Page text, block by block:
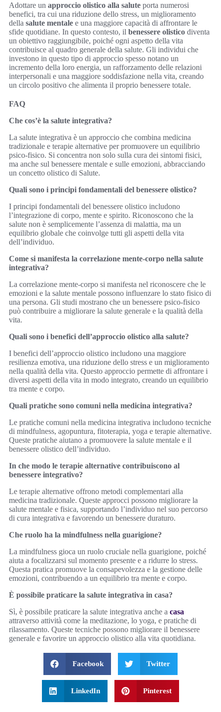
Adottare un approccio olistico alla salute porta numerosi
benefici, tra cui una riduzione dello stress, un miglioramento
della salute mentale e una maggiore capacità di affrontare le
sfide quotidiane. In questo contesto, il benessere olistico diventa
un obiettivo raggiungibile, poiché ogni aspetto della vita
contribuisce al quadro generale della salute. Gli individui che
investono in questo tipo di approccio spesso notano un
incremento della loro energia, un rafforzamento delle relazioni
interpersonali e una maggiore soddisfazione nella vita, creando
un circolo positivo che alimenta il proprio benessere totale.
FAQ
Che cos’è la salute integrativa?
La salute integrativa è un approccio che combina medicina
tradizionale e terapie alternative per promuovere un equilibrio
psico-fisico. Si concentra non solo sulla cura dei sintomi fisici,
ma anche sul benessere mentale e sulle emozioni, abbracciando
un concetto olistico di Salute.
Quali sono i principi fondamentali del benessere olistico?
I principi fondamentali del benessere olistico includono
l’integrazione di corpo, mente e spirito. Riconoscono che la
salute non è semplicemente l’assenza di malattia, ma un
equilibrio globale che coinvolge tutti gli aspetti della vita
dell’individuo.
Come si manifesta la correlazione mente-corpo nella salute
integrativa?
La correlazione mente-corpo si manifesta nel riconoscere che le
emozioni e la salute mentale possono influenzare lo stato fisico di
una persona. Gli studi mostrano che un benessere psico-fisico
può contribuire a migliorare la salute generale e la qualità della
vita.
Quali sono i benefici dell’approccio olistico alla salute?
I benefici dell’approccio olistico includono una maggiore
resilienza emotiva, una riduzione dello stress e un miglioramento
nella qualità della vita. Questo approccio permette di affrontare i
diversi aspetti della vita in modo integrato, creando un equilibrio
tra mente e corpo.
Quali pratiche sono comuni nella medicina integrativa?
Le pratiche comuni nella medicina integrativa includono tecniche
di mindfulness, agopuntura, fitoterapia, yoga e terapie alternative.
Queste pratiche aiutano a promuovere la salute mentale e il
benessere olistico dell’individuo.
In che modo le terapie alternative contribuiscono al
benessere integrativo?
Le terapie alternative offrono metodi complementari alla
medicina tradizionale. Queste approcci possono migliorare la
salute mentale e fisica, supportando l’individuo nel suo percorso
di cura integrativa e favorendo un benessere duraturo.
Che ruolo ha la mindfulness nella guarigione?
La mindfulness gioca un ruolo cruciale nella guarigione, poiché
aiuta a focalizzarsi sul momento presente e a ridurre lo stress.
Questa pratica promuove la consapevolezza e la gestione delle
emozioni, contribuendo a un equilibrio tra mente e corpo.
È possibile praticare la salute integrativa in casa?
Sì, è possibile praticare la salute integrativa anche a casa
attraverso attività come la meditazione, lo yoga, e pratiche di
rilassamento. Queste tecniche possono migliorare il benessere
generale e favorire un approccio olistico alla vita quotidiana.
Facebook Twitter
LinkedIn Pinterest